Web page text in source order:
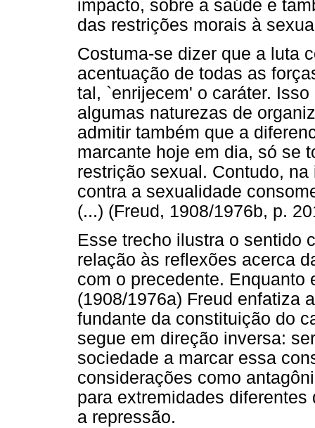
impacto, sobre a saúde e
das restrições morais à
Costuma-se dizer que a luta
acentuação de todas as
tal, `enrijecem' o caráter.
algumas naturezas de
admitir também que a
marcante hoje em dia, só se
restrição sexual. Contudo,
contra a sexualidade
(...) (Freud, 1908/1976b, p.
Esse trecho ilustra o sentido
relação às reflexões acerca
com o precedente. Enquanto
(1908/1976a) Freud enfatiza
fundante da constituição do
segue em direção inversa:
sociedade a marcar essa
considerações como
para extremidades
a repressão.